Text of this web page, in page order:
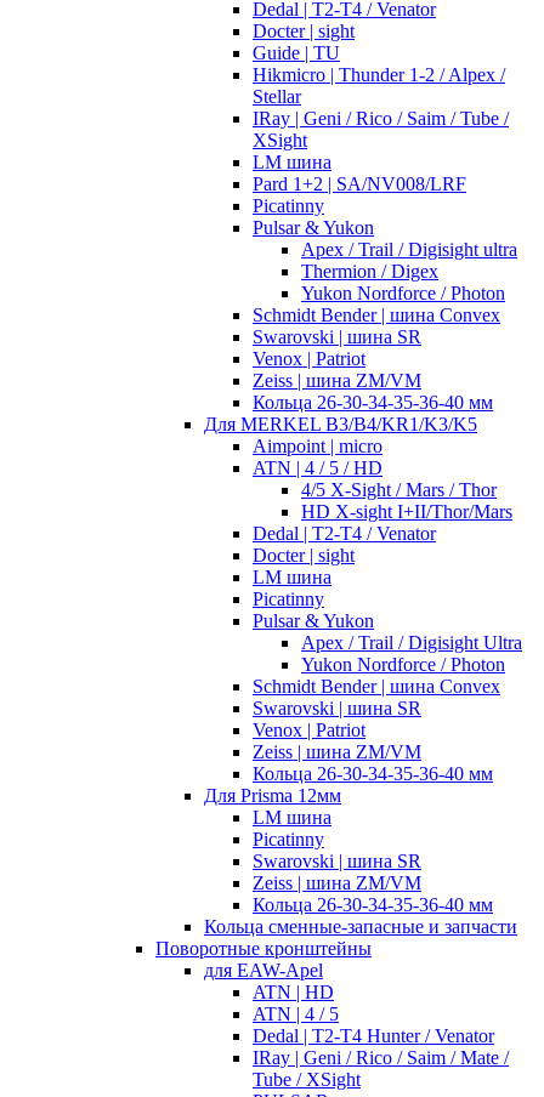
Dedal | T2-T4 / Venator
Docter | sight
Guide | TU
Hikmicro | Thunder 1-2 / Alpex /
Stellar
IRay | Geni / Rico / Saim / Tube /
XSight
LM шина
Pard 1+2 | SA/NV008/LRF
Picatinny
Pulsar & Yukon
Apex / Trail / Digisight ultra
Thermion / Digex
Yukon Nordforce / Photon
Schmidt Bender | шина Convex
Swarovski | шина SR
Venox | Patriot
Zeiss | шина ZM/VM
Кольца 26-30-34-35-36-40 мм
Для MERKEL B3/B4/KR1/K3/K5
Aimpoint | micro
ATN | 4 / 5 / HD
4/5 X-Sight / Mars / Thor
HD X-sight I+II/Thor/Mars
Dedal | T2-T4 / Venator
Docter | sight
LM шина
Picatinny
Pulsar & Yukon
Apex / Trail / Digisight Ultra
Yukon Nordforce / Photon
Schmidt Bender | шина Convex
Swarovski | шина SR
Venox | Patriot
Zeiss | шина ZM/VM
Кольца 26-30-34-35-36-40 мм
Для Prisma 12мм
LM шина
Picatinny
Swarovski | шина SR
Zeiss | шина ZM/VM
Кольца 26-30-34-35-36-40 мм
Кольца сменные-запасные и запчасти
Поворотные кронштейны
для EAW-Apel
ATN | HD
ATN | 4 / 5
Dedal | T2-T4 Hunter / Venator
IRay | Geni / Rico / Saim / Mate /
Tube / XSight